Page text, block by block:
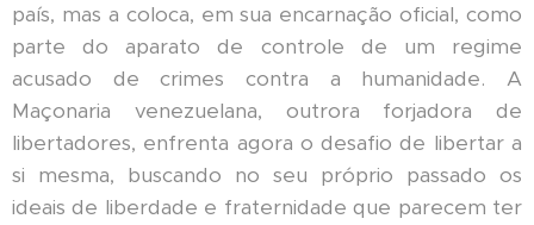
país, mas a coloca, em sua encarnação oficial, como
parte do aparato de controle de um regime
acusado de crimes contra a humanidade. A
Maçonaria venezuelana, outrora forjadora de
libertadores, enfrenta agora o desafio de libertar a
si mesma, buscando no seu próprio passado os
ideais de liberdade e fraternidade que parecem ter